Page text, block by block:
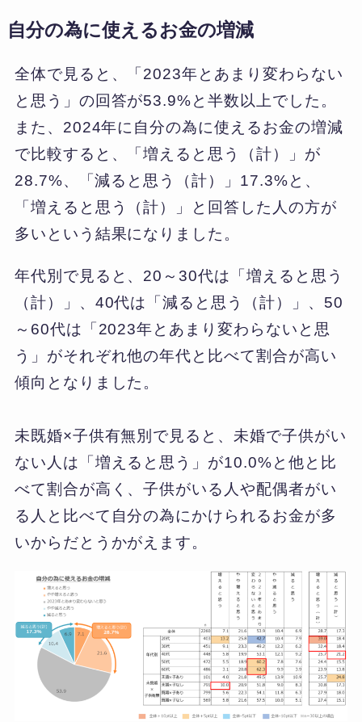
自分の為に使えるお金の増減
全体で見ると、「2023年とあまり変わらない
と思う」の回答が53.9%と半数以上でした。
また、2024年に自分の為に使えるお金の増減
で比較すると、「増えると思う（計）」が
28.7%、「減ると思う（計）」17.3%と、
「増えると思う（計）」と回答した人の方が
多いという結果になりました。
年代別で見ると、20～30代は「増えると思う
（計）」、40代は「減ると思う（計）」、50
～60代は「2023年とあまり変わらないと思
う」がそれぞれ他の年代と比べて割合が高い
傾向となりました。
未既婚×子供有無別で見ると、未婚で子供がい
ない人は「増えると思う」が10.0%と他と比
べて割合が高く、子供がいる人や配偶者がい
る人と比べて自分の為にかけられるお金が多
いからだとうかがえます。